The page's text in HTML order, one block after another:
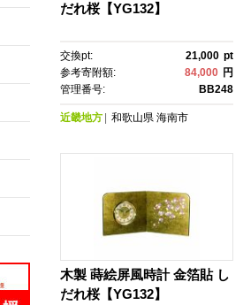
だれ桜【YG132】
交換pt: 21,000 pt
参考寄附額:
84,000 円
管理番号:
BB248
近畿地方 和歌山県 海南市
木製 蒔絵屏風時計 金箔貼 し
だれ桜【YG132】